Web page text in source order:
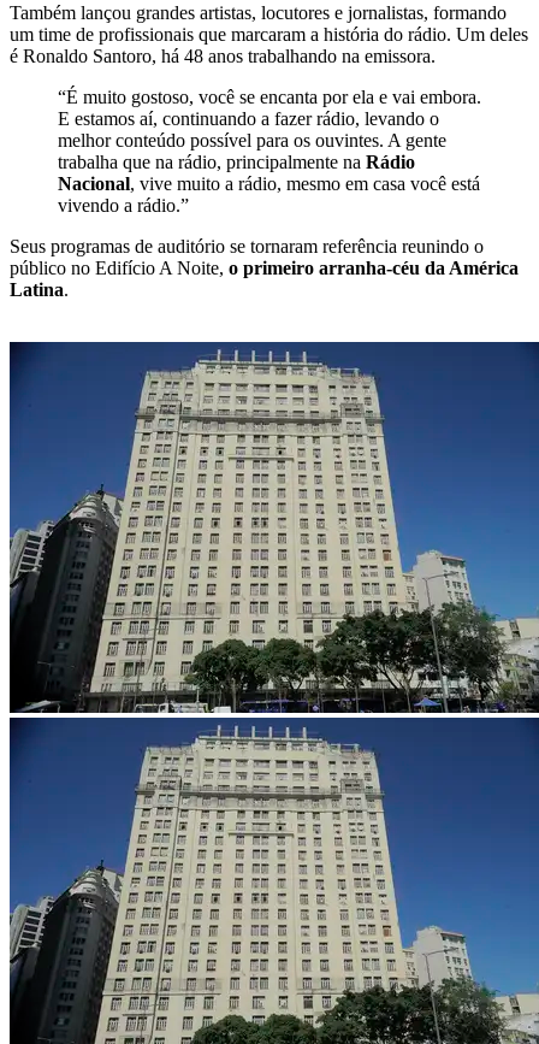
Também lançou grandes artistas, locutores e jornalistas, formando
um time de profissionais que marcaram a história do rádio. Um deles
é Ronaldo Santoro, há 48 anos trabalhando na emissora.
“É muito gostoso, você se encanta por ela e vai embora.
E estamos aí, continuando a fazer rádio, levando o
melhor conteúdo possível para os ouvintes. A gente
trabalha que na rádio, principalmente na Rádio
Nacional, vive muito a rádio, mesmo em casa você está
vivendo a rádio.”
Seus programas de auditório se tornaram referência reunindo o
público no Edifício A Noite, o primeiro arranha-céu da América
Latina.